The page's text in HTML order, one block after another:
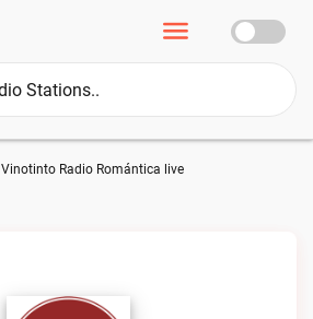
Vinotinto Radio Romántica live